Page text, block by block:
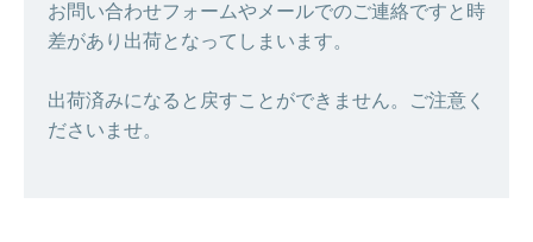
お問い合わせフォームやメールでのご連絡ですと時
差があり出荷となってしまいます。
出荷済みになると戻すことができません。ご注意く
ださいませ。